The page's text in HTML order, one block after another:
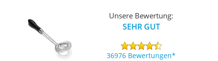
Unsere Bewertung:
SEHR GUT
36976 Bewertungen